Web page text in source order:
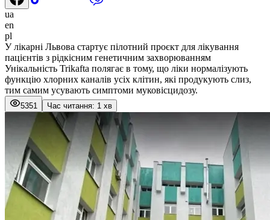
ua
en
pl
У лікарні Львова стартує пілотний проєкт для лікування
пацієнтів з рідкісним генетичним захворюванням
Унікальність Trikafta полягає в тому, що ліки нормалізують
функцію хлорних каналів усіх клітин, які продукують слиз,
тим самим усувають симптоми муковісцидозу.
5351 Час читання: 1 хв